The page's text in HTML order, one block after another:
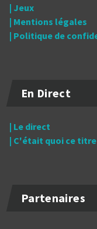
| Jeux
| Mentions légales
| Politique de
En Direct
| Le direct
| C'était quoi ce titre
Partenaires